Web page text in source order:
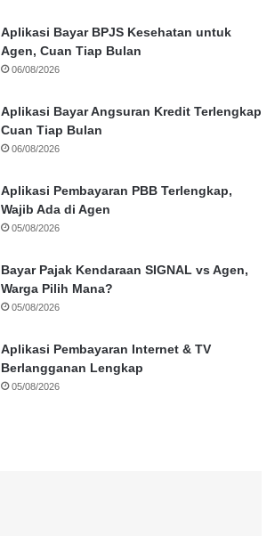
Aplikasi Bayar BPJS Kesehatan untuk
Agen, Cuan Tiap Bulan
06/08/2026
Aplikasi Bayar Angsuran Kredit Terlengkap
Cuan Tiap Bulan
06/08/2026
Aplikasi Pembayaran PBB Terlengkap,
Wajib Ada di Agen
05/08/2026
Bayar Pajak Kendaraan SIGNAL vs Agen,
Warga Pilih Mana?
05/08/2026
Aplikasi Pembayaran Internet & TV
Berlangganan Lengkap
05/08/2026